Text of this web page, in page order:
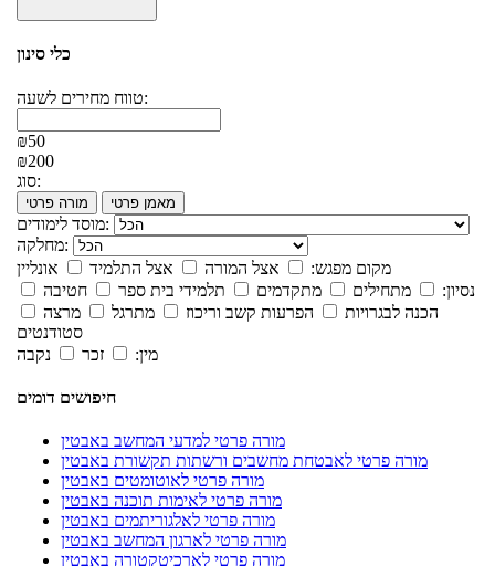
כלי סינון
טווח מחירים לשעה:
₪50
₪200
סוג:
מורה פרטי מאמן פרטי
מוסד לימודים:
מחלקה:
מקום מפגש:
אצל המורה אצל התלמיד
אונליין
נסיון:
מתחילים מתקדמים תלמידי בית ספר
חטיבה
הכנה לבגרויות
הפרעות קשב וריכוז מתרגל
מרצה
סטודנטים
מין:
זכר נקבה
חיפושים דומים
מורה פרטי למדעי המחשב באבטין
מורה פרטי לאבטחת מחשבים ורשתות תקשורת באבטין
מורה פרטי לאוטומטים באבטין
מורה פרטי לאימות תוכנה באבטין
מורה פרטי לאלגוריתמים באבטין
מורה פרטי לארגון המחשב באבטין
מורה פרטי לארכיטקטורה באבטין